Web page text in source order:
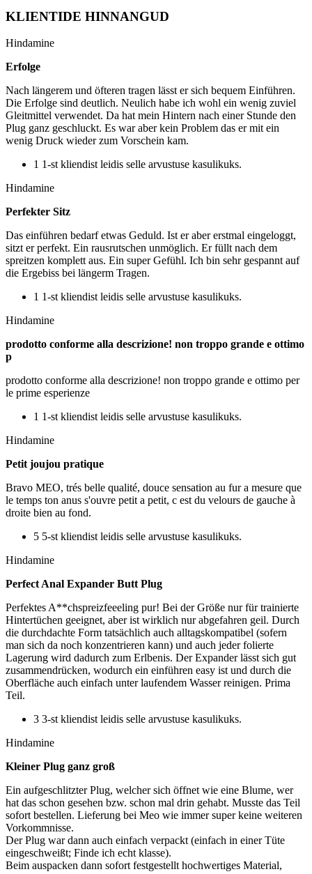
KLIENTIDE HINNANGUD
Hindamine
Erfolge
Nach längerem und öfteren tragen lässt er sich bequem Einführen.
Die Erfolge sind deutlich. Neulich habe ich wohl ein wenig zuviel
Gleitmittel verwendet. Da hat mein Hintern nach einer Stunde den
Plug ganz geschluckt. Es war aber kein Problem das er mit ein
wenig Druck wieder zum Vorschein kam.
1 1-st kliendist leidis selle arvustuse kasulikuks.
Hindamine
Perfekter Sitz
Das einführen bedarf etwas Geduld. Ist er aber erstmal eingeloggt,
sitzt er perfekt. Ein rausrutschen unmöglich. Er füllt nach dem
spreitzen komplett aus. Ein super Gefühl. Ich bin sehr gespannt auf
die Ergebiss bei längerm Tragen.
1 1-st kliendist leidis selle arvustuse kasulikuks.
Hindamine
prodotto conforme alla descrizione! non troppo grande e ottimo
p
prodotto conforme alla descrizione! non troppo grande e ottimo per
le prime esperienze
1 1-st kliendist leidis selle arvustuse kasulikuks.
Hindamine
Petit joujou pratique
Bravo MEO, trés belle qualité, douce sensation au fur a mesure que
le temps ton anus s'ouvre petit a petit, c est du velours de gauche à
droite bien au fond.
5 5-st kliendist leidis selle arvustuse kasulikuks.
Hindamine
Perfect Anal Expander Butt Plug
Perfektes A**chspreizfeeeling pur! Bei der Größe nur für trainierte
Hintertüchen geeignet, aber ist wirklich nur abgefahren geil. Durch
die durchdachte Form tatsächlich auch alltagskompatibel (sofern
man sich da noch konzentrieren kann) und auch jeder folierte
Lagerung wird dadurch zum Erlbenis. Der Expander lässt sich gut
zusammendrücken, wodurch ein einführen easy ist und durch die
Oberfläche auch einfach unter laufendem Wasser reinigen. Prima
Teil.
3 3-st kliendist leidis selle arvustuse kasulikuks.
Hindamine
Kleiner Plug ganz groß
Ein aufgeschlitzter Plug, welcher sich öffnet wie eine Blume, wer
hat das schon gesehen bzw. schon mal drin gehabt. Musste das Teil
sofort bestellen. Lieferung bei Meo wie immer super keine weiteren
Vorkommnisse.
Der Plug war dann auch einfach verpackt (einfach in einer Tüte
eingeschweißt; Finde ich echt klasse).
Beim auspacken dann sofort festgestellt hochwertiges Material,